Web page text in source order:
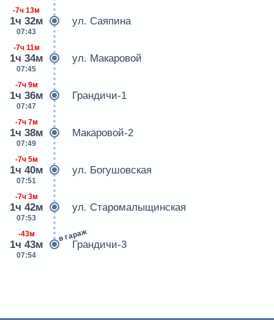
-7ч 13м
1ч 32м
07:43
ул. Саяпина
-7ч 11м
1ч 34м
07:45
ул. Макаровой
-7ч 9м
1ч 36м
07:47
Грандичи-1
-7ч 7м
1ч 38м
07:49
Макаровой-2
-7ч 5м
1ч 40м
07:51
ул. Богушовская
-7ч 3м
1ч 42м
07:53
ул. Старомалыщинская
-43м
1ч 43м
07:54
в гараж
Грандичи-3